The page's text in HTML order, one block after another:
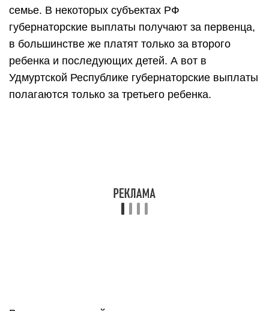
семье. В некоторых субъектах РФ
губернаторские выплаты получают за первенца,
в большинстве же платят только за второго
ребенка и последующих детей. А вот в
Удмуртской Республике губернаторские выплаты
полагаются только за третьего ребенка.